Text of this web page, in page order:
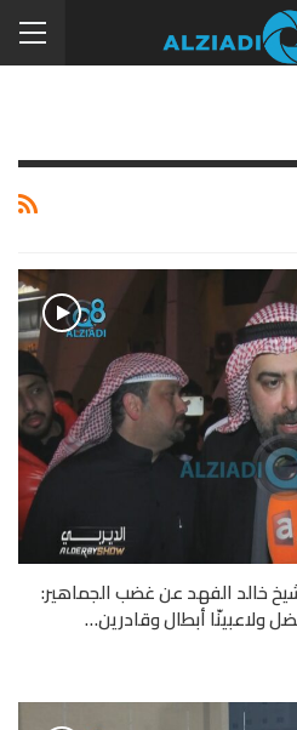
خالد الفهد عن غضب الجماهير:
ولاعبينّا أبطال وقادرين…